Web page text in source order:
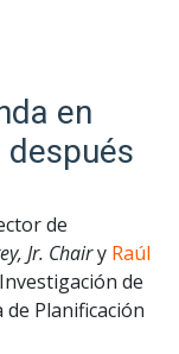
en
después
de
Jr. Chairy Raúl
de
de Planificación